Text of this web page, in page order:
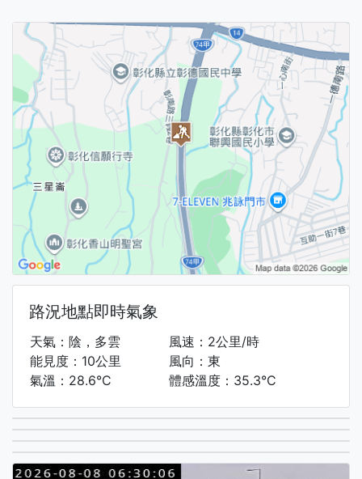
路況地點即時氣象
天氣：陰，多雲
能見度：10公里
氣溫：28.6°C
風速：2公里/時
風向：東
體感溫度：35.3°C